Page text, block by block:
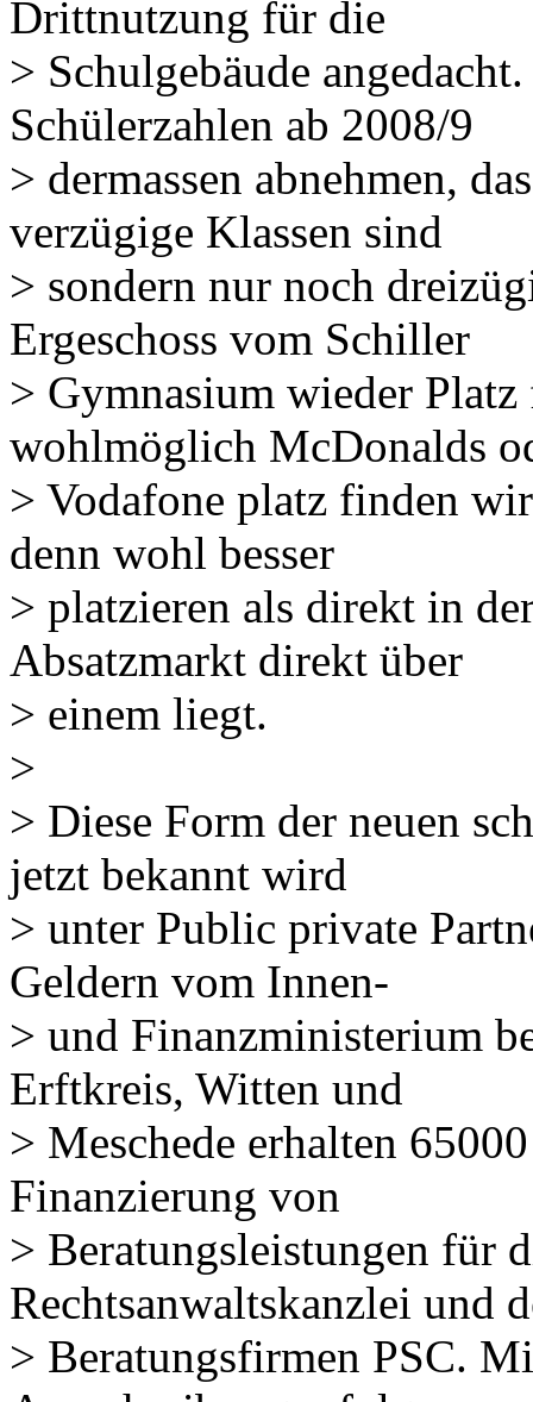
Drittnutzung für die
> Schulgebäude
Schülerzahlen ab 2008/9
> dermassen abnehmen,
verzügige Klassen sind
> sondern nur noch
Ergeschoss vom Schiller
> Gymnasium wieder
wohlmöglich McDonalds
> Vodafone platz finden
denn wohl besser
> platzieren als direkt in
Absatzmarkt direkt über
> einem liegt.
>
> Diese Form der neuen
jetzt bekannt wird
> unter Public private
Geldern vom Innen-
> und Finanzministerium
Erftkreis, Witten und
> Meschede erhalten
Finanzierung von
> Beratungsleistungen für
Rechtsanwaltskanzlei und
> Beratungsfirmen PSC.